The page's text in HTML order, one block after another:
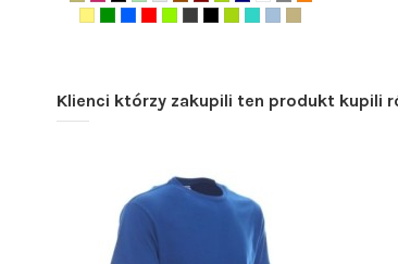
Klienci którzy zakupili ten produkt kupili